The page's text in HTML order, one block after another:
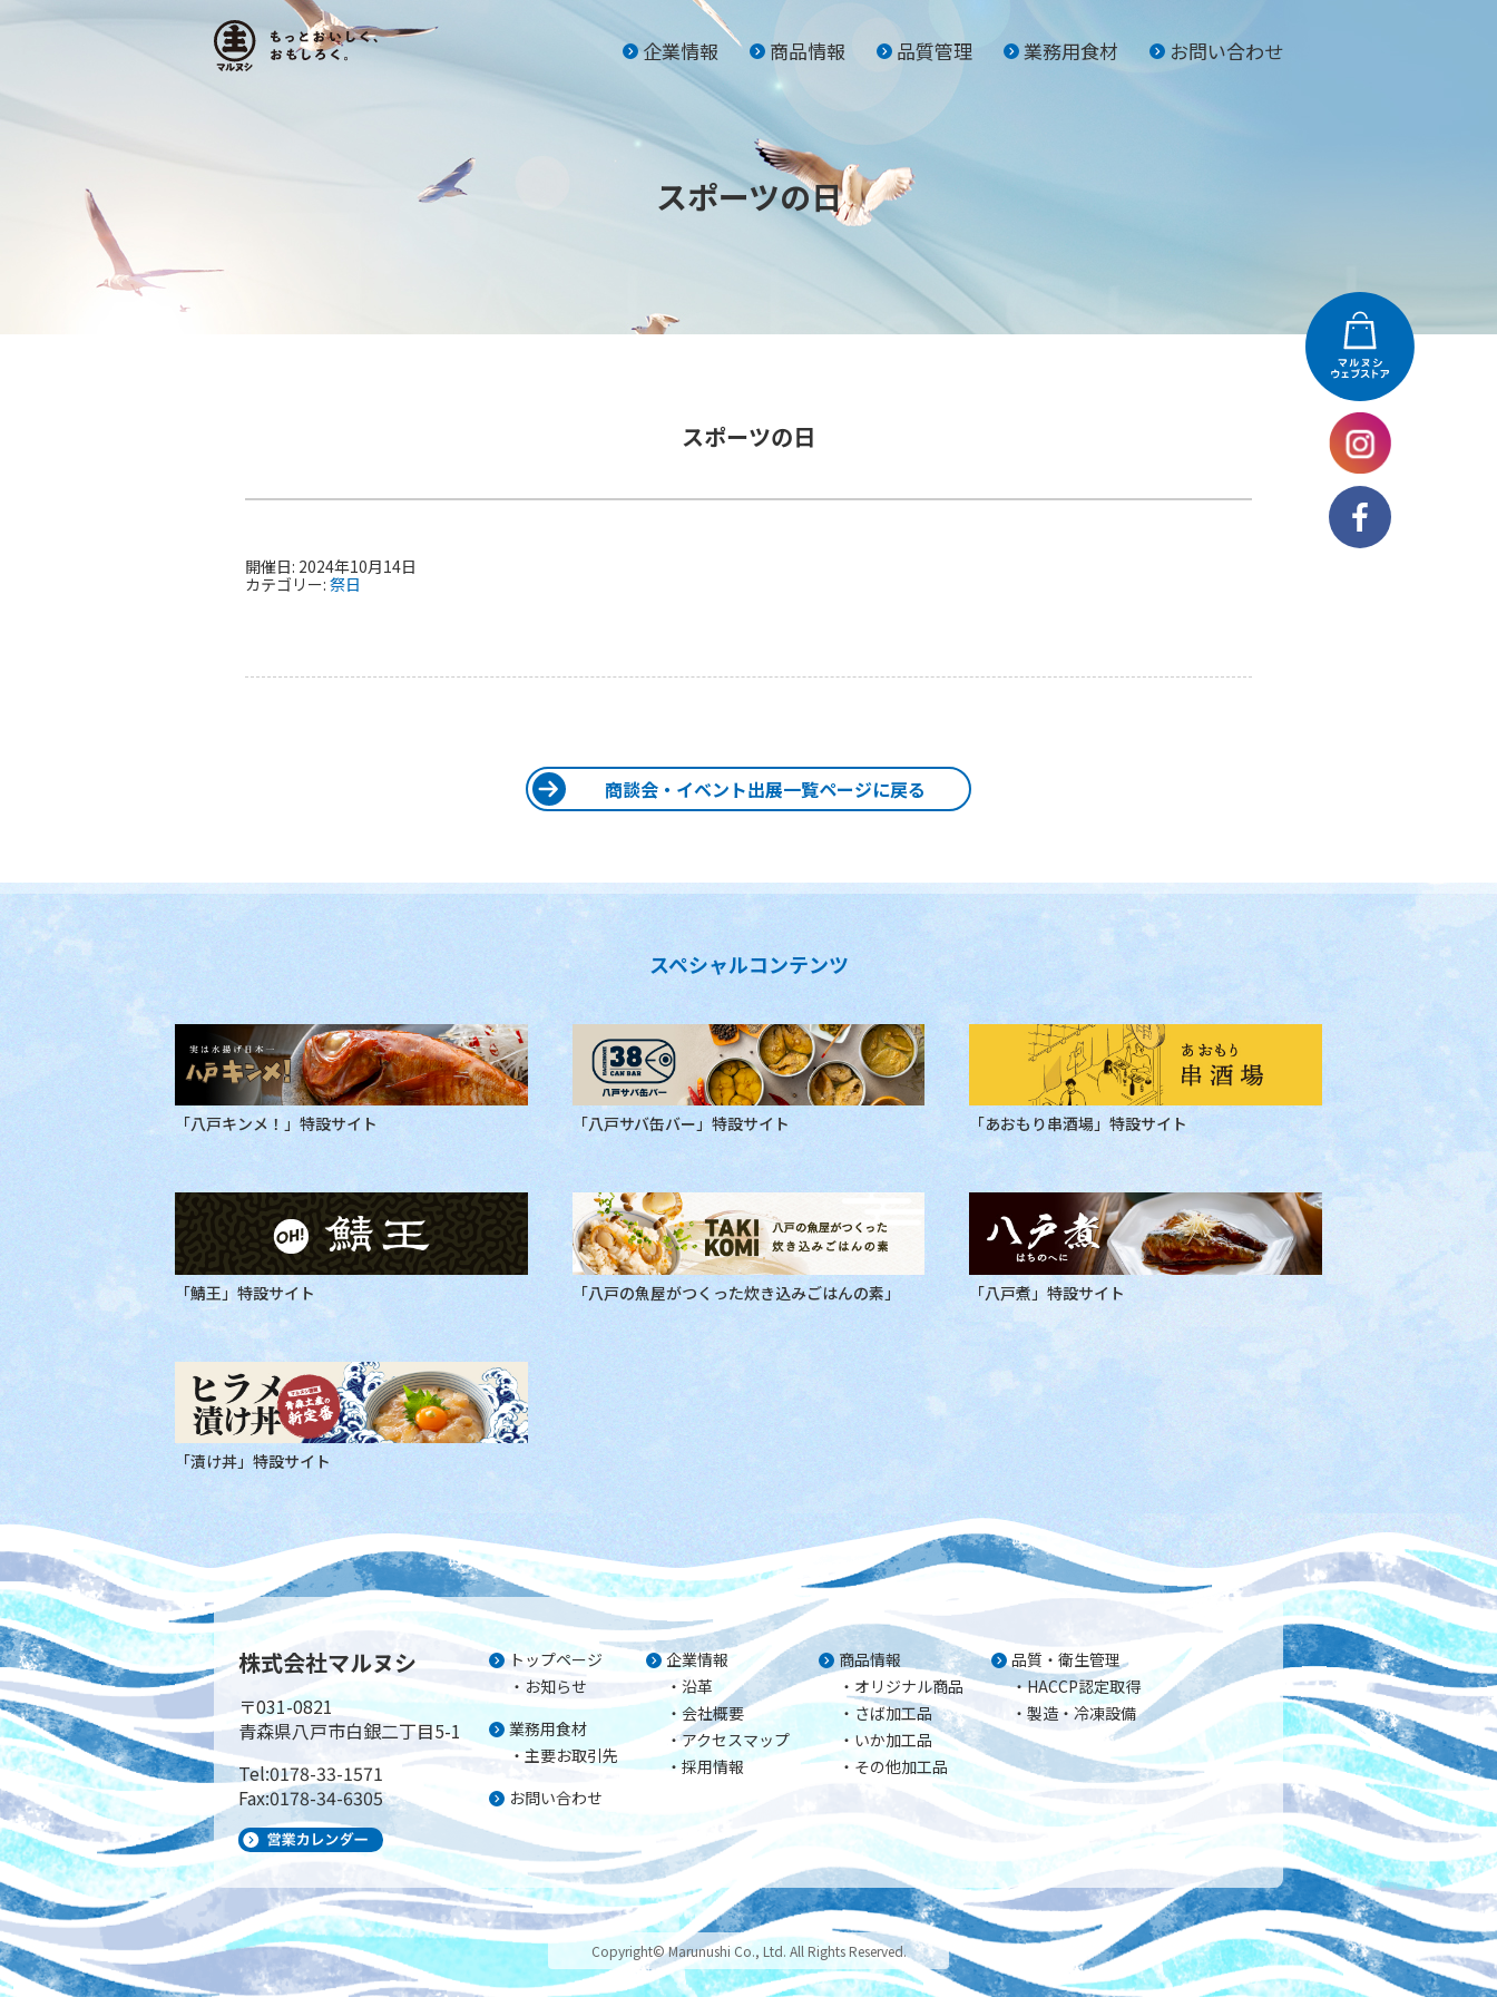
企業情報 商品情報 品質管理 業務用食材 お問い合わせ
スポーツの日
スポーツの日
開催日: 2024年10月14日
カテゴリー: 祭日
商談会・イベント出展一覧ページに戻る
スペシャルコンテンツ
「八戸キンメ！」特設サイト 「八戸サバ缶バー」特設サイト 「あおもり串酒場」特設サイト
「鯖王」特設サイト 「八戸の魚屋がつくった炊き込みごはんの素」 「八戸煮」特設サイト
「漬け丼」特設サイト
株式会社マルヌシ
〒031-0821
青森県八戸市白銀二丁目5-1
Tel:0178-33-1571
Fax:0178-34-6305
トップページ
お知らせ
業務用食材
主要お取引先
お問い合わせ
企業情報
沿革
会社概要
アクセスマップ
採用情報
商品情報
オリジナル商品
さば加工品
いか加工品
その他加工品
品質・衛生管理
HACCP認定取得
製造・冷凍設備
Copyright© Marunushi Co., Ltd. All Rights Reserved.